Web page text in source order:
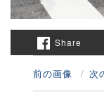
Share
前の画像 次